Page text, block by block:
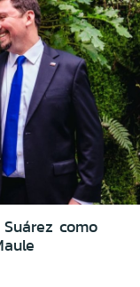
como